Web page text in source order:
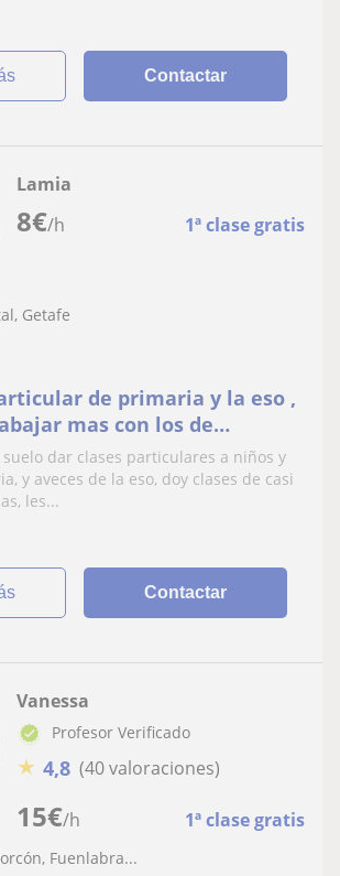
Contactar
8€/h 1ª clase gratis
Lamia
Getafe
de primaria y la eso ,
mas con los de
de
suelo dar clases particulares a niños y
y aveces de la eso, doy clases de casi
les...
Contactar
15€/h 1ª clase gratis
Vanessa
Profesor Verificado
★ 4,8 (40 valoraciones)
Fuenlabra...